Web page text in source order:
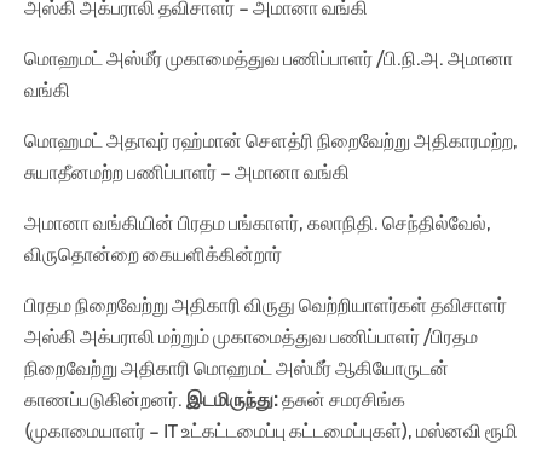
அஸ்கி அக்பராலி தவிசாளர் – அமானா வங்கி
மொஹமட் அஸ்மீர் முகாமைத்துவ பணிப்பாளர் /பி.நி.அ. அமானா
வங்கி
மொஹமட் அதாவுர் ரஹ்மான் சௌத்ரி நிறைவேற்று அதிகாரமற்ற,
சுயாதீனமற்ற பணிப்பாளர் – அமானா வங்கி
அமானா வங்கியின் பிரதம பங்காளர், கலாநிதி. செந்தில்வேல்,
விருதொன்றை கையளிக்கின்றார்
பிரதம நிறைவேற்று அதிகாரி விருது வெற்றியாளர்கள் தவிசாளர்
அஸ்கி அக்பராலி மற்றும் முகாமைத்துவ பணிப்பாளர் /பிரதம
நிறைவேற்று அதிகாரி மொஹமட் அஸ்மீர் ஆகியோருடன்
காணப்படுகின்றனர். இடமிருந்து:தசுன் சமரசிங்க
(முகாமையாளர் – IT உட்கட்டமைப்பு கட்டமைப்புகள்), மஸ்னவி ரூமி